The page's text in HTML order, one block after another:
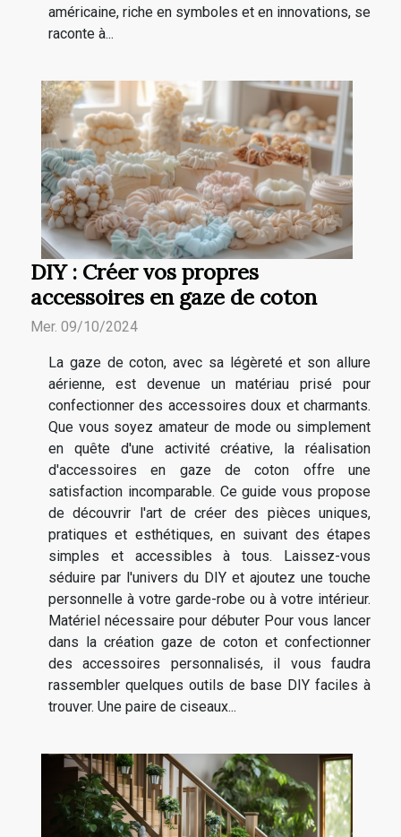
américaine, riche en symboles et en innovations, se
raconte à...
DIY : Créer vos propres
accessoires en gaze de coton
Mer. 09/10/2024
La gaze de coton, avec sa légèreté et son allure
aérienne, est devenue un matériau prisé pour
confectionner des accessoires doux et charmants.
Que vous soyez amateur de mode ou simplement
en quête d'une activité créative, la réalisation
d'accessoires en gaze de coton offre une
satisfaction incomparable. Ce guide vous propose
de découvrir l'art de créer des pièces uniques,
pratiques et esthétiques, en suivant des étapes
simples et accessibles à tous. Laissez-vous
séduire par l'univers du DIY et ajoutez une touche
personnelle à votre garde-robe ou à votre intérieur.
Matériel nécessaire pour débuter Pour vous lancer
dans la création gaze de coton et confectionner
des accessoires personnalisés, il vous faudra
rassembler quelques outils de base DIY faciles à
trouver. Une paire de ciseaux...